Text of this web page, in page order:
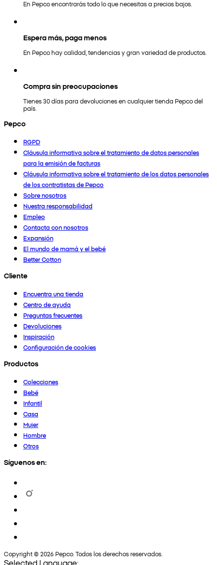
En Pepco encontrarás todo lo que necesitas a precios bajos.
Espera más, paga menos
En Pepco hay calidad, tendencias y gran variedad de productos.
Compra sin preocupaciones
Tienes 30 días para devoluciones en cualquier tienda Pepco del
país.
Pepco
RGPD
Cláusula informativa sobre el tratamiento de datos personales
para la emisión de facturas
Cláusula informativa sobre el tratamiento de los datos personales
de los contratistas de Pepco
Sobre nosotros
Nuestra responsabilidad
Empleo
Contacta con nosotros
Expansión
El mundo de mamá y el bebé
Better Cotton
Cliente
Encuentra una tienda
Centro de ayuda
Preguntas frecuentes
Devoluciones
Inspiración
Configuración de cookies
Productos
Colecciones
Bebé
Infantil
Casa
Mujer
Hombre
Otros
Síguenos en:
Copyright © 2026 Pepco. Todos los derechos reservados.
Selected Language: